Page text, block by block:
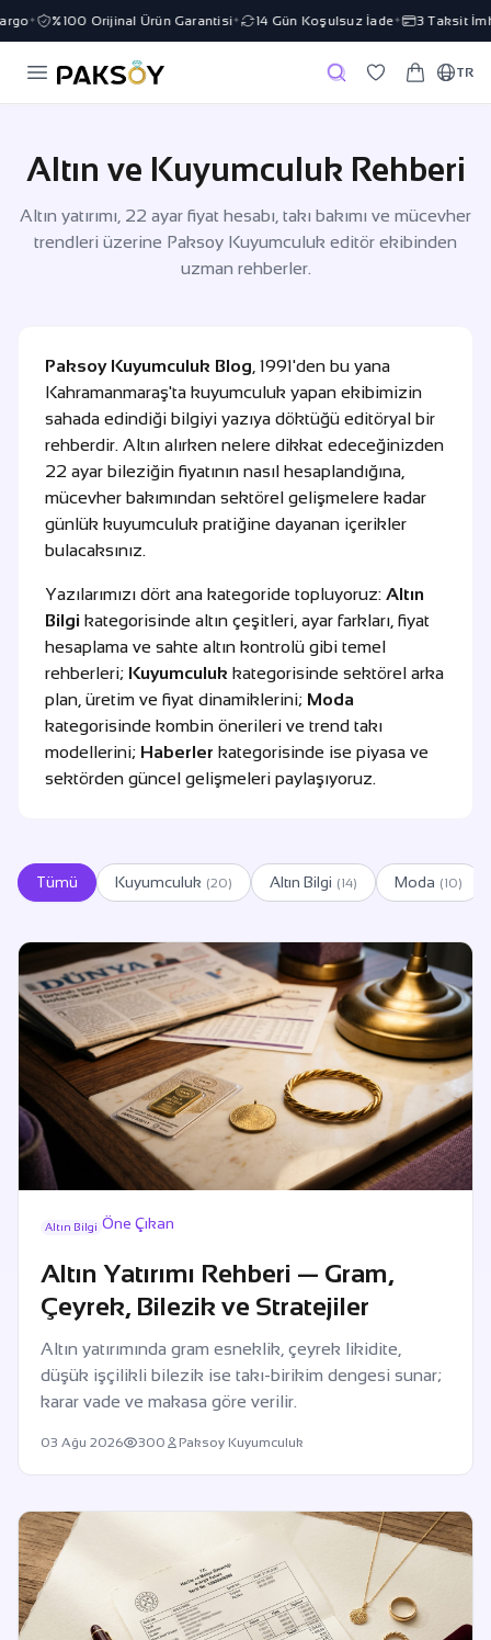
Orijinal Ürün Garantisi✦ 14 Gün Koşulsuz İade✦ 3 Taksit İmkanı✦ 7/
TR
Altın ve Kuyumculuk Rehberi
Altın yatırımı, 22 ayar fiyat hesabı, takı bakımı ve mücevher
trendleri üzerine Paksoy Kuyumculuk editör ekibinden
uzman rehberler.
Paksoy Kuyumculuk Blog , 1991'den bu yana
Kahramanmaraş'ta kuyumculuk yapan ekibimizin
sahada edindiği bilgiyi yazıya döktüğü editöryal bir
rehberdir. Altın alırken nelere dikkat edeceğinizden
22 ayar bileziğin fiyatının nasıl hesaplandığına,
mücevher bakımından sektörel gelişmelere kadar
günlük kuyumculuk pratiğine dayanan içerikler
bulacaksınız.
Yazılarımızı dört ana kategoride topluyoruz: Altın
Bilgi kategorisinde altın çeşitleri, ayar farkları, fiyat
hesaplama ve sahte altın kontrolü gibi temel
rehberleri; Kuyumculuk kategorisinde sektörel arka
plan, üretim ve fiyat dinamiklerini; Moda
kategorisinde kombin önerileri ve trend takı
modellerini; Haberler kategorisinde ise piyasa ve
sektörden güncel gelişmeleri paylaşıyoruz.
Tümü Kuyumculuk (20) Altın Bilgi (14) Moda (10)
Altın Bilgi Öne Çıkan
Altın Yatırımı Rehberi — Gram,
Çeyrek, Bilezik ve Stratejiler
Altın yatırımında gram esneklik, çeyrek likidite,
düşük işçilikli bilezik ise takı-birikim dengesi sunar;
karar vade ve makasa göre verilir.
03 Ağu 2026 300 Paksoy Kuyumculuk